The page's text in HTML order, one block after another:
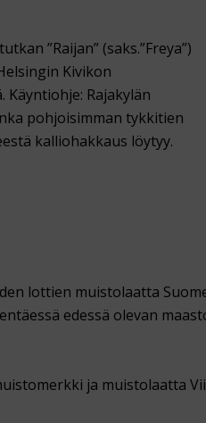
”Raijan” (saks.”Freya”)
Kivikon
Rajakylän
pohjoisimman tykkitien
kalliohakkaus löytyy.
lottien muistolaatta
edessä olevan
ja muistolaatta